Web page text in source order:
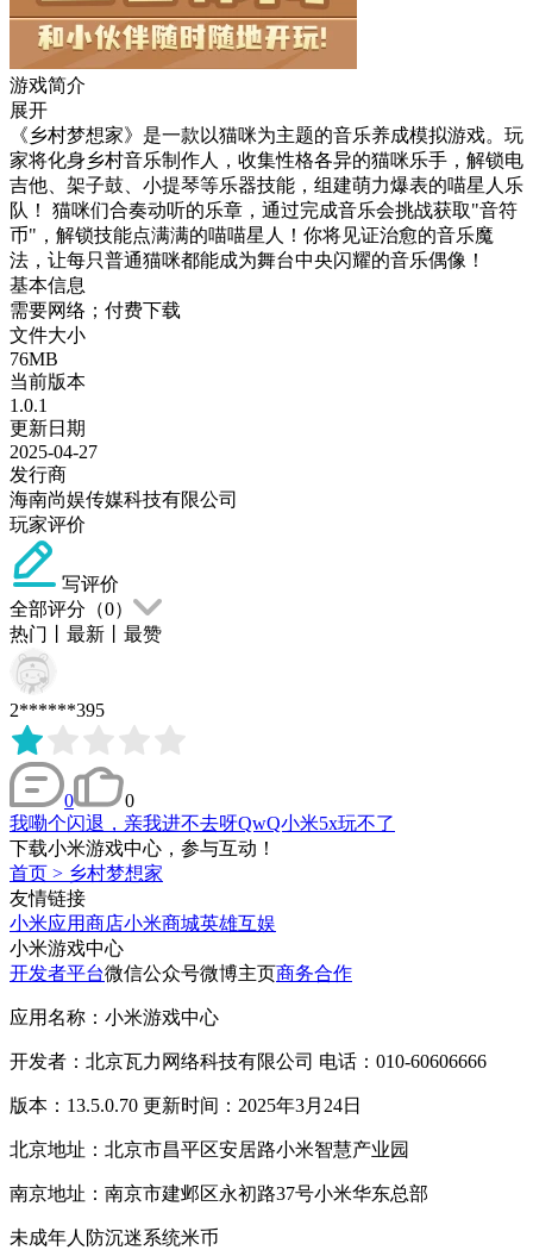
游戏简介
展开
《乡村梦想家》是一款以猫咪为主题的音乐养成模拟游戏。玩
家将化身乡村音乐制作人，收集性格各异的猫咪乐手，解锁电
吉他、架子鼓、小提琴等乐器技能，组建萌力爆表的喵星人乐
队！ 猫咪们合奏动听的乐章，通过完成音乐会挑战获取"音符
币"，解锁技能点满满的喵喵星人！你将见证治愈的音乐魔
法，让每只普通猫咪都能成为舞台中央闪耀的音乐偶像！
基本信息
需要网络；付费下载
文件大小
76MB
当前版本
1.0.1
更新日期
2025-04-27
发行商
海南尚娱传媒科技有限公司
玩家评价
写评价
全部评分（0）
热门
最新 最赞
2******395
0
0
我嘞个闪退，亲我进不去呀QwQ小米5x玩不了
下载小米游戏中心，参与互动！
首页 > 乡村梦想家
友情链接
小米应用商店小米商城英雄互娱
小米游戏中心
开发者平台微信公众号微博主页商务合作
应用名称：小米游戏中心
开发者：北京瓦力网络科技有限公司 电话：010-60606666
版本：13.5.0.70 更新时间：2025年3月24日
北京地址：北京市昌平区安居路小米智慧产业园
南京地址：南京市建邺区永初路37号小米华东总部
未成年人防沉迷系统米币